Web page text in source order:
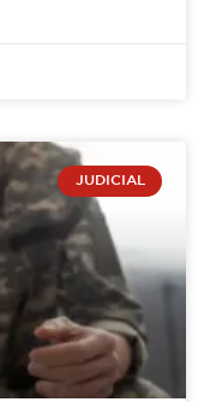
JUDICIAL